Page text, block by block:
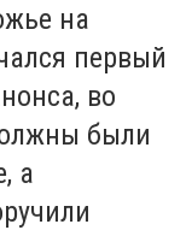
на
первый
во
были
а